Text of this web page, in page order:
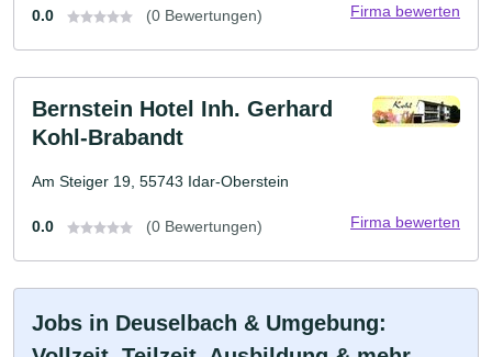
0.0 (0 Bewertungen) Firma bewerten
Bernstein Hotel Inh. Gerhard
Kohl-Brabandt
Am Steiger 19, 55743 Idar-Oberstein
0.0 (0 Bewertungen) Firma bewerten
Jobs in Deuselbach & Umgebung: